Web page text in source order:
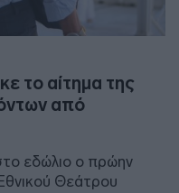
το αίτημα της
από
εδώλιο ο πρώην
Θεάτρου